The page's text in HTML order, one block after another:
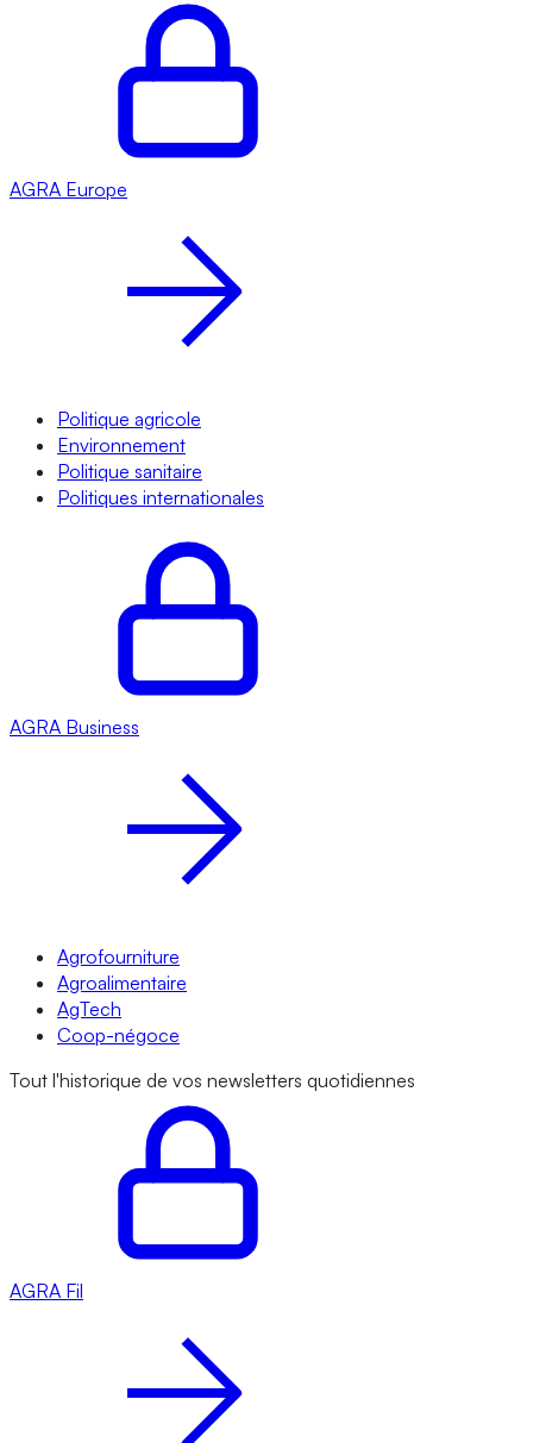
AGRA Europe
Politique agricole
Environnement
Politique sanitaire
Politiques internationales
AGRA Business
Agrofourniture
Agroalimentaire
AgTech
Coop-négoce
Tout l'historique de vos newsletters quotidiennes
AGRA Fil